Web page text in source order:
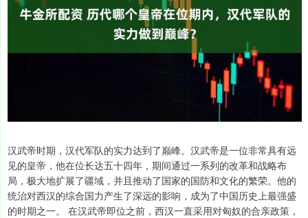
汉武帝时期，汉代军队的实力达到了巅峰。汉武帝是一位非常具有远
见的皇帝，他在位长达五十四年，期间通过一系列的改革和战略布
局，极大地扩展了疆域，并且推动了国家的国防和文化的繁荣。他的
统治对西汉的综合国力产生了深远的影响，成为了中国历史上最强盛
的时期之一。 在汉武帝即位之前，西汉一直采用对匈奴的合亲政策，